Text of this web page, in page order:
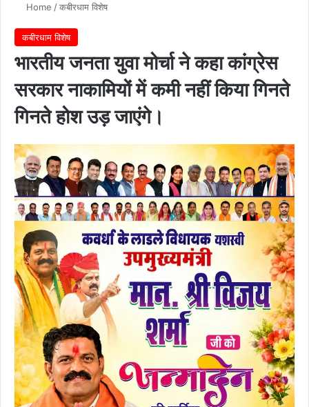
Home /कबीरधाम विशेष
कबीरधाम विशेष
भारतीय जनता युवा मोर्चा ने कहा कांग्रेस
सरकार नाकामियों में कमी नहीं किया गिनते
गिनते होश उड़ जाएंगे।